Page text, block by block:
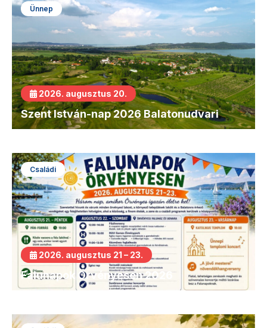
Ünnep
2026. augusztus 20.
Szent István-nap 2026 Balatonudvari
Családi
2026. augusztus 21 – 23.
Falunapok Örvényesen 2026